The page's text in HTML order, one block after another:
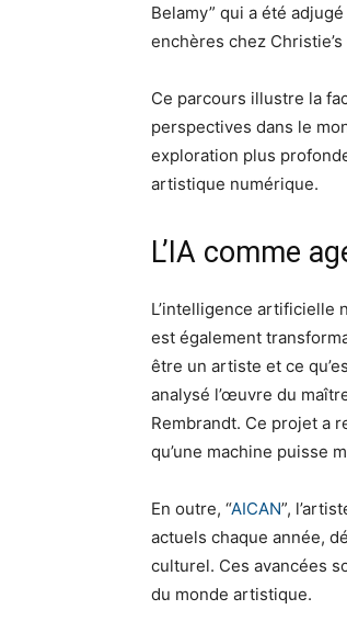
Belamy” qui a été
enchères chez Christie’s
Ce parcours illustre la
perspectives dans le
exploration plus
artistique numérique.
L’IA comme
L’intelligence artificielle
est également
être un artiste et ce
analysé l’œuvre du
Rembrandt. Ce projet a
qu’une machine puisse
En outre, “AICAN”,
actuels chaque année,
culturel. Ces avancées
du monde artistique.